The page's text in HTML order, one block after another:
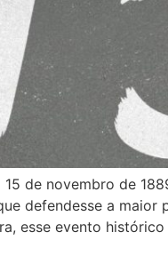
de novembro de
defendesse a
esse evento